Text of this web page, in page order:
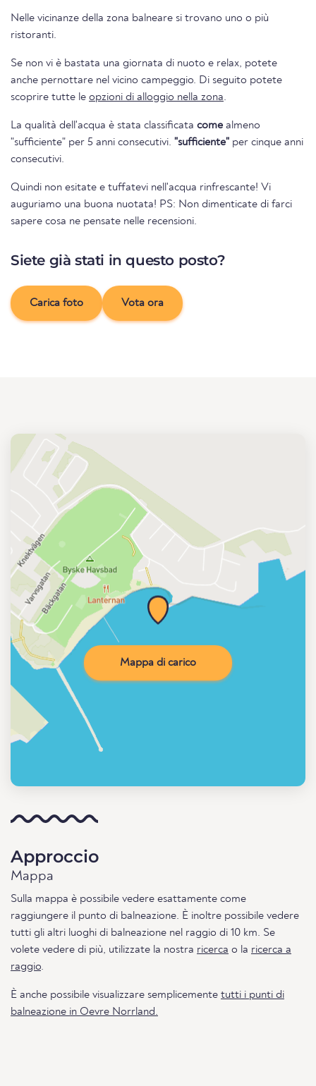
Nelle vicinanze della zona balneare si trovano uno o più
ristoranti.
Se non vi è bastata una giornata di nuoto e relax, potete
anche pernottare nel vicino campeggio. Di seguito potete
scoprire tutte le opzioni di alloggio nella zona.
La qualità dell'acqua è stata classificata come almeno
"sufficiente" per 5 anni consecutivi. "sufficiente" per cinque anni
consecutivi.
Quindi non esitate e tuffatevi nell'acqua rinfrescante! Vi
auguriamo una buona nuotata! PS: Non dimenticate di farci
sapere cosa ne pensate nelle recensioni.
Siete già stati in questo posto?
Carica foto Vota ora
Mappa di carico
Approccio
Mappa
Sulla mappa è possibile vedere esattamente come
raggiungere il punto di balneazione. È inoltre possibile vedere
tutti gli altri luoghi di balneazione nel raggio di 10 km. Se
volete vedere di più, utilizzate la nostra ricerca o la ricerca a
raggio.
È anche possibile visualizzare semplicemente tutti i punti di
balneazione in Oevre Norrland.